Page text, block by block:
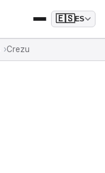
🇪🇸ES
Crezu